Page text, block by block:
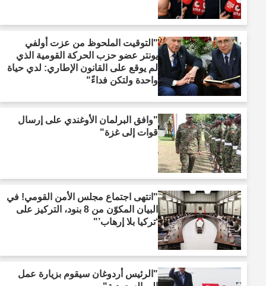
"التوقيت الملحوظ من عزت أولفي
يونتر عضو حزب الحركة القومية الذي
لم يوقع على القانون الإطاري: لدي حياة
واحدة ولتكن فداءً"
"وافق البرلمان الأوغندي على إرسال
قوات إلى غزة"
"انتهى اجتماع مجلس الأمن القومي! في
البيان المكوّن من 8 بنود، التركيز على
‘تركيا بلا إرهاب’"
"الرئيس أردوغان سيقوم بزيارة عمل